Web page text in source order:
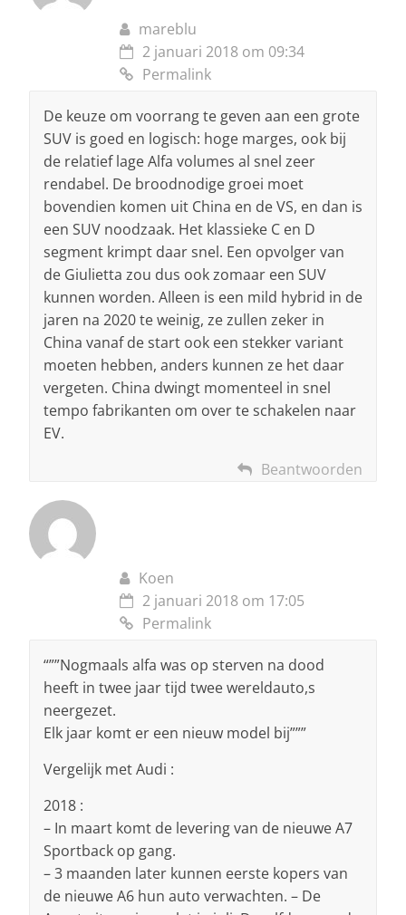
mareblu
2 januari 2018 om 09:34
Permalink
De keuze om voorrang te geven aan een grote
SUV is goed en logisch: hoge marges, ook bij
de relatief lage Alfa volumes al snel zeer
rendabel. De broodnodige groei moet
bovendien komen uit China en de VS, en dan is
een SUV noodzaak. Het klassieke C en D
segment krimpt daar snel. Een opvolger van
de Giulietta zou dus ook zomaar een SUV
kunnen worden. Alleen is een mild hybrid in de
jaren na 2020 te weinig, ze zullen zeker in
China vanaf de start ook een stekker variant
moeten hebben, anders kunnen ze het daar
vergeten. China dwingt momenteel in snel
tempo fabrikanten om over te schakelen naar
EV.
Beantwoorden
Koen
2 januari 2018 om 17:05
Permalink
“””Nogmaals alfa was op sterven na dood
heeft in twee jaar tijd twee wereldauto,s
neergezet.
Elk jaar komt er een nieuw model bij”””
Vergelijk met Audi :
2018 :
– In maart komt de levering van de nieuwe A7
Sportback op gang.
– 3 maanden later kunnen eerste kopers van
de nieuwe A6 hun auto verwachten. – De